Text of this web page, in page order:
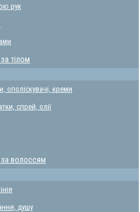
рук
тілом
ополіскувачі, креми
спрей, олії
волоссям
душу